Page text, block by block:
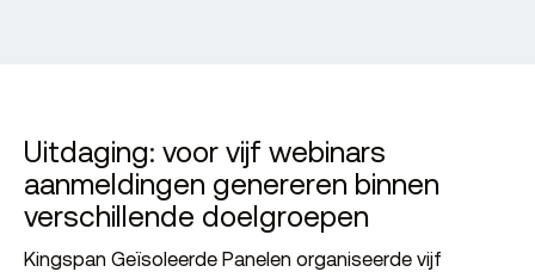
Uitdaging: voor vijf webinars
aanmeldingen genereren binnen
verschillende doelgroepen
Kingspan Geïsoleerde Panelen organiseerde vijf